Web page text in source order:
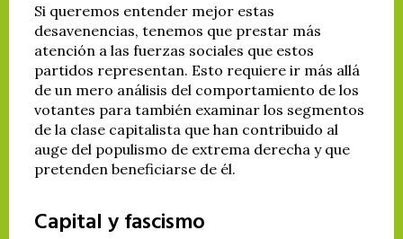
Si queremos entender mejor estas
desavenencias, tenemos que prestar más
atención a las fuerzas sociales que estos
partidos representan. Esto requiere ir más allá
de un mero análisis del comportamiento de los
votantes para también examinar los segmentos
de la clase capitalista que han contribuido al
auge del populismo de extrema derecha y que
pretenden beneficiarse de él.
Capital y fascismo